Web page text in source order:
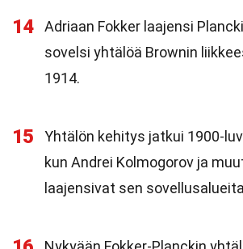
14
Adriaan Fokker laajensi
sovelsi yhtälöä Brownin
1914.
15
Yhtälön kehitys jatkui 1900-
kun Andrei Kolmogorov ja
laajensivat sen